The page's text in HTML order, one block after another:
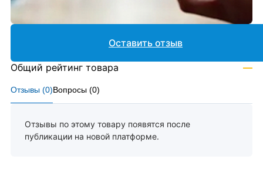
Отзывы (0)Вопросы (0)
Отзывы по этому товару появятся после
публикации на новой платформе.
Оставить отзыв
Общий рейтинг товара —